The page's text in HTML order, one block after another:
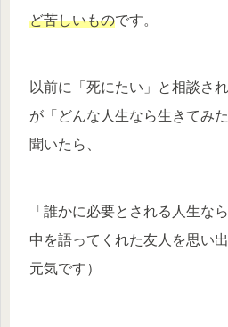
ど苦しいものです。
以前に「死にたい」と相談さ
が「どんな人生なら生きてみ
聞いたら、
「誰かに必要とされる人生な
中を語ってくれた友人を思い
元気です）